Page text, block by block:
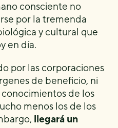
consciente no
por la tremenda
y cultural que
en día.
por las corporaciones
de beneficio, ni
de los
menos los de los
llegará un